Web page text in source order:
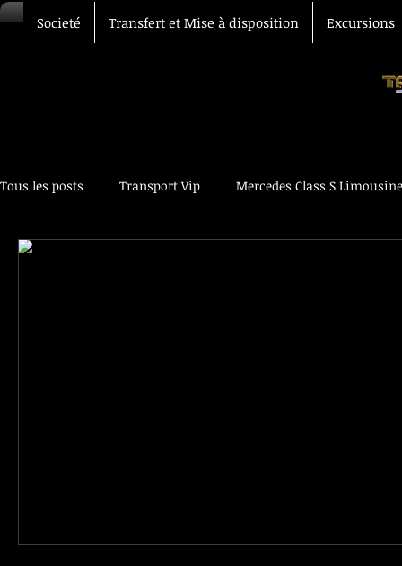
Societé Transfert et Mise à disposition Excursions
Tous les posts Transport Vip Mercedes Class S Limousine